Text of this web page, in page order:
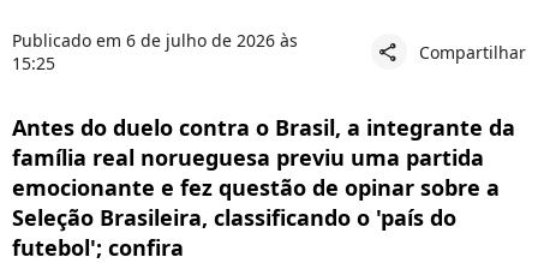
Publicado em 6 de julho de 2026 às
15:25
share Compartilhar
Antes do duelo contra o Brasil, a integrante da
família real norueguesa previu uma partida
emocionante e fez questão de opinar sobre a
Seleção Brasileira, classificando o 'país do
futebol'; confira